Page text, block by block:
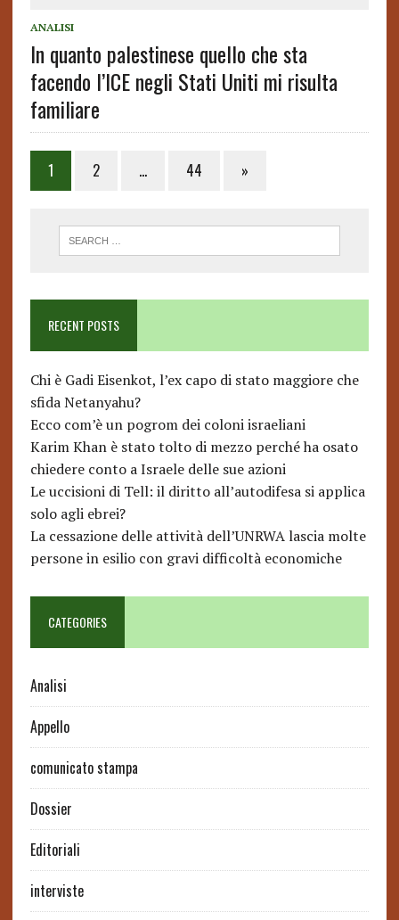
ANALISI
In quanto palestinese quello che sta
facendo l’ICE negli Stati Uniti mi risulta
familiare
Posts
pagination
1 2 … 44 »
RECENT POSTS
Chi è Gadi Eisenkot, l’ex capo di stato maggiore che
sfida Netanyahu?
Ecco com’è un pogrom dei coloni israeliani
Karim Khan è stato tolto di mezzo perché ha osato
chiedere conto a Israele delle sue azioni
Le uccisioni di Tell: il diritto all’autodifesa si applica
solo agli ebrei?
La cessazione delle attività dell’UNRWA lascia molte
persone in esilio con gravi difficoltà economiche
CATEGORIES
Analisi
Appello
comunicato stampa
Dossier
Editoriali
interviste